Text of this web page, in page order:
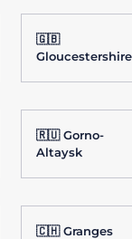
🇬🇧
Gloucestershire
🇷🇺 Gorno-
Altaysk
🇨🇭 Granges